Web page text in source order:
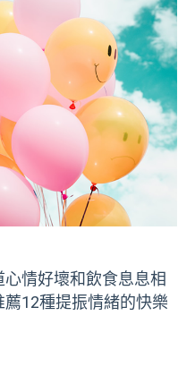
情好壞和飲食息息相
12種提振情緒的快樂